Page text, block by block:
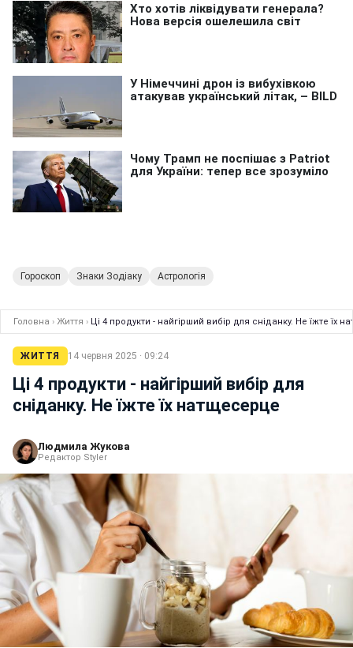
Гороскоп Знаки Зодіаку Астрологія
Головна › Життя › Ці 4 продукти - найгірший вибір для сніданку. Не їжте їх
ЖИТТЯ 14 червня 2025 · 09:24
Ці 4 продукти - найгірший вибір для
сніданку. Не їжте їх натщесерце
Людмила Жукова
Редактор Styler